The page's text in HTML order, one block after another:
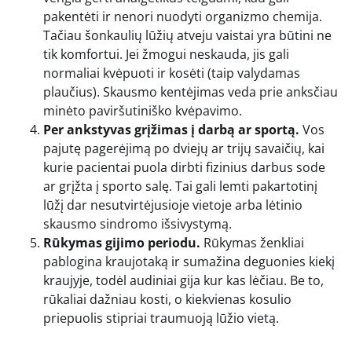
pakentėti ir nenori nuodyti organizmo chemija.
Tačiau šonkaulių lūžių atveju vaistai yra būtini ne
tik komfortui. Jei žmogui neskauda, jis gali
normaliai kvėpuoti ir kosėti (taip valydamas
plaučius). Skausmo kentėjimas veda prie anksčiau
minėto paviršutiniško kvėpavimo.
Per ankstyvas grįžimas į darbą ar sportą. Vos
pajutę pagerėjimą po dviejų ar trijų savaičių, kai
kurie pacientai puola dirbti fizinius darbus sode
ar grįžta į sporto salę. Tai gali lemti pakartotinį
lūžį dar nesutvirtėjusioje vietoje arba lėtinio
skausmo sindromo išsivystymą.
Rūkymas gijimo periodu. Rūkymas ženkliai
pablogina kraujotaką ir sumažina deguonies kiekį
kraujyje, todėl audiniai gija kur kas lėčiau. Be to,
rūkaliai dažniau kosti, o kiekvienas kosulio
priepuolis stipriai traumuoją lūžio vietą.